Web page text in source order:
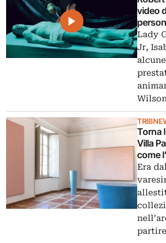
video
Lady
Jr,
Torna
Villa
come
Panza
Era